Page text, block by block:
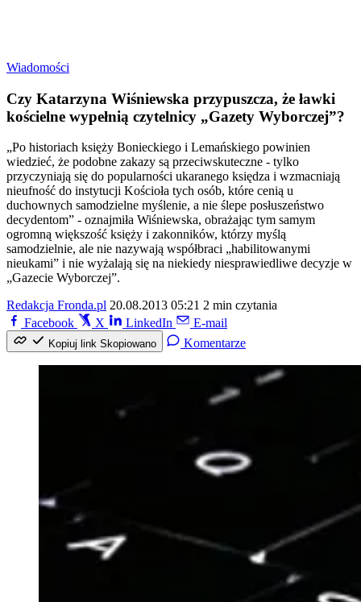
Wiadomości
Czy Katarzyna Wiśniewska przypuszcza, że ławki
kościelne wypełnią czytelnicy „Gazety Wyborczej”?
„Po historiach księży Bonieckiego i Lemańskiego powinien
wiedzieć, że podobne zakazy są przeciwskuteczne - tylko
przyczyniają się do popularności ukaranego księdza i wzmacniają
nieufność do instytucji Kościoła tych osób, które cenią u
duchownych samodzielne myślenie, a nie ślepe posłuszeństwo
decydentom” - oznajmiła Wiśniewska, obrażając tym samym
ogromną większość księży i zakonników, którzy myślą
samodzielnie, ale nie nazywają współbraci „habilitowanymi
nieukami” i nie wyżalają się na niekiedy niesprawiedliwe decyzje w
„Gazecie Wyborczej”.
Redakcja Fronda.pl 20.08.2013 05:21 2 min czytania
Facebook
X LinkedIn E-mail
Kopiuj link Skopiowano Komentarze